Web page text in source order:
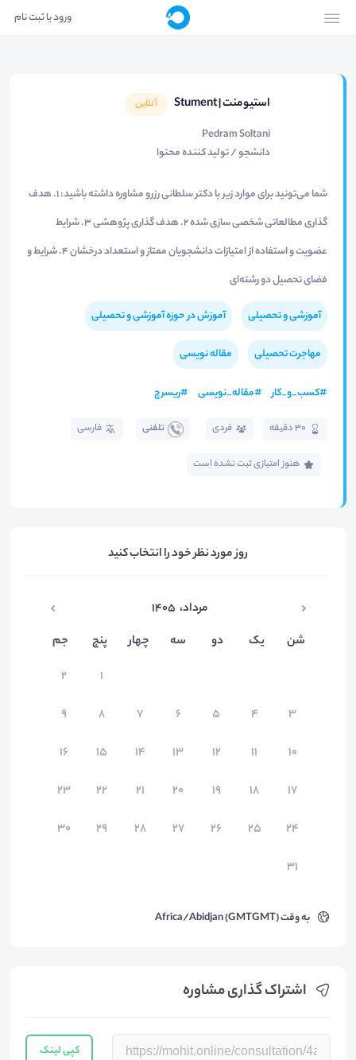
ورود یا ثبت نام
استیومنت | Stument آنلاین
Pedram Soltani
دانشجو / تولید کننده محتوا
شما می‌تونید برای موارد زیر با دکتر سلطانی رزرو مشاوره داشته باشید: ۱. هدف
گذاری مطالعاتی شخصی سازی شده ۲. هدف گذاری پژوهشی ۳. شرایط
عضویت و استفاده از امتیازات دانشجویان ممتاز و استعداد درخشان ۴. شرایط و
فضای تحصیل دو رشته‌ای
آموزشی و تحصیلی آموزش در حوزه آموزشی و تحصیلی
مهاجرت تحصیلی مقاله نویسی
#کسب_و_کار #مقاله_نویسی #ریسرچ
30 دقیقه فردی تلفنی فارسی
هنوز امتیازی ثبت نشده است
روز مورد نظر خود را انتخاب کنید
مرداد، ۱۴۰۵
شن
یک دو سه چهار پنج
جم
۱
۲
۳
۴ ۵ ۶ ۷ ۸
۹
۱۰
۱۱ ۱۲ ۱۳ ۱۴ ۱۵
۱۶
۱۷
۱۸ ۱۹ ۲۰ ۲۱ ۲۲
۲۳
۲۴
۲۵ ۲۶ ۲۷ ۲۸ ۲۹
۳۰
۳۱
به وقتAfrica/Abidjan (GMTGMT)
اشتراک گذاری مشاوره
کپی لینک